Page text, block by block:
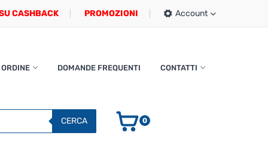
CASHBACK PROMOZIONI Account
DOMANDE FREQUENTI CONTATTI
CERCA 0